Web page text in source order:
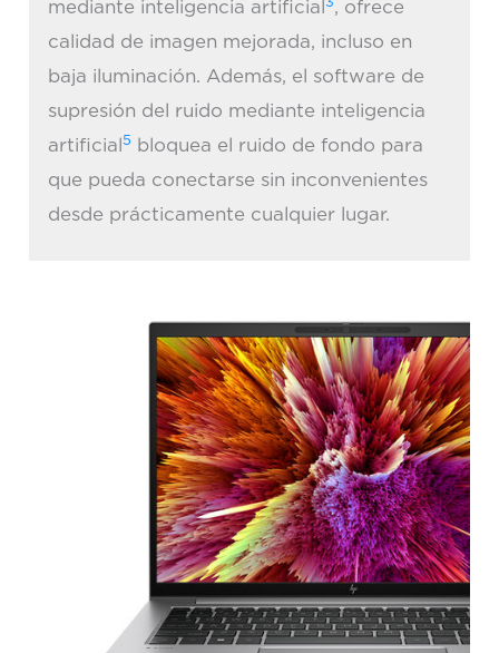
mediante inteligencia artificial , ofrece
calidad de imagen mejorada, incluso en
baja iluminación. Además, el software de
supresión del ruido mediante inteligencia
artificial5 bloquea el ruido de fondo para
que pueda conectarse sin inconvenientes
desde prácticamente cualquier lugar.